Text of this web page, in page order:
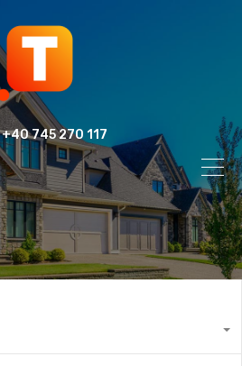
+40 745 270 117